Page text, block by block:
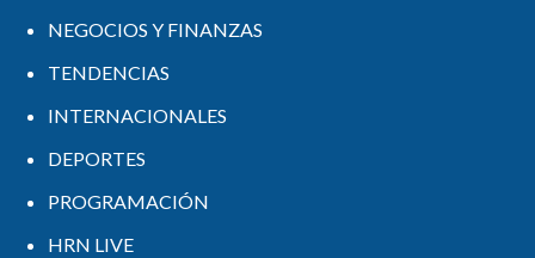
NEGOCIOS Y FINANZAS
TENDENCIAS
INTERNACIONALES
DEPORTES
PROGRAMACIÓN
HRN LIVE